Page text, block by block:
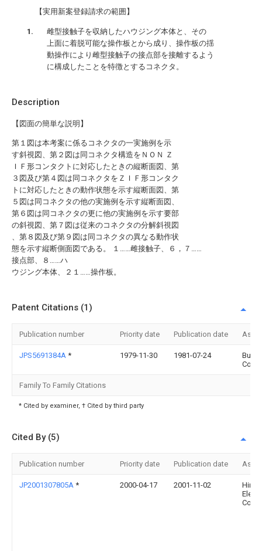
Description
【図面の簡単な説明】
第１図は本考案に係るコネクタの一実施例を示
す斜視図、第２図は同コネクタ構造をＮＯＮ Ｚ
ＩＦ形コンタクトに対応したときの縦断面図、第
３図及び第４図は同コネクタをＺＩＦ形コンタク
トに対応したときの動作状態を示す縦断面図、第
５図は同コネクタの他の実施例を示す縦断面図、
第６図は同コネクタの更に他の実施例を示す要部
の斜視図、第７図は従来のコネクタの分解斜視図
、第８図及び第９図は同コネクタの異なる動作状
態を示す縦断側面図である。 １……雌接触子、６，７……
接点部、８……ハ
ウジング本体、２１……操作板。
【実用新案登録請求の範囲】
雌型接触子を収納したハウジング本体と、その
上面に着脱可能な操作板とから成り、操作板の揺
動操作により雌型接触子の接点部を接離するよう
に構成したことを特徴とするコネクタ。
Patent Citations (1)
Publication number Priority date Publication date
JPS5691384A * 1979-11-30 1981-07-24
Corp
Family To Family Citations
* Cited by examiner, † Cited by third party
Cited By (5)
Publication number Priority date Publication date
JP2001307805A * 2000-04-17 2001-11-02
Co